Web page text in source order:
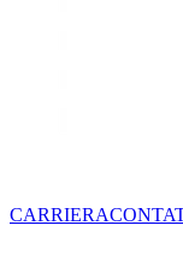
CARRIERA